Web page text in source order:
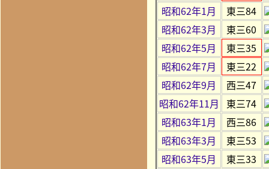
昭和62年1月
東三84
昭和62年3月
東三60
昭和62年5月
東三35
昭和62年7月
東三22
昭和62年9月
西三47
昭和62年11月
東三74
昭和63年1月
西三86
昭和63年3月
東三53
昭和63年5月
東三33